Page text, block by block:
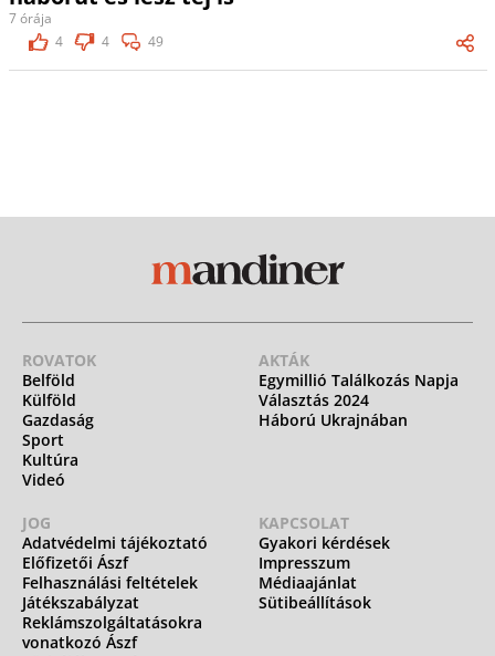
7 órája
4
4 49
ROVATOK
Belföld
Külföld
Gazdaság
Sport
Kultúra
Videó
AKTÁK
Egymillió Találkozás Napja
Választás 2024
Háború Ukrajnában
JOG
Adatvédelmi tájékoztató
Előfizetői Ászf
Felhasználási feltételek
Játékszabályzat
Reklámszolgáltatásokra
vonatkozó Ászf
KAPCSOLAT
Gyakori kérdések
Impresszum
Médiaajánlat
Sütibeállítások